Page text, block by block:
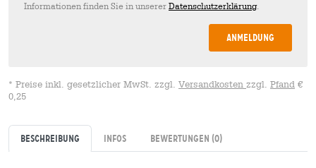
Informationen finden Sie in unserer Datenschutzerklärung.
Anmeldung
* Preise inkl. gesetzlicher MwSt. zzgl. Versandkosten zzgl. Pfand €
0,25
Beschreibung Infos Bewertungen (0)